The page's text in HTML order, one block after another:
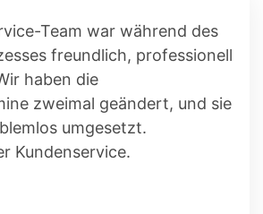
Team war während des
freundlich, professionell
haben die
zweimal geändert, und sie
umgesetzt.
Kundenservice.